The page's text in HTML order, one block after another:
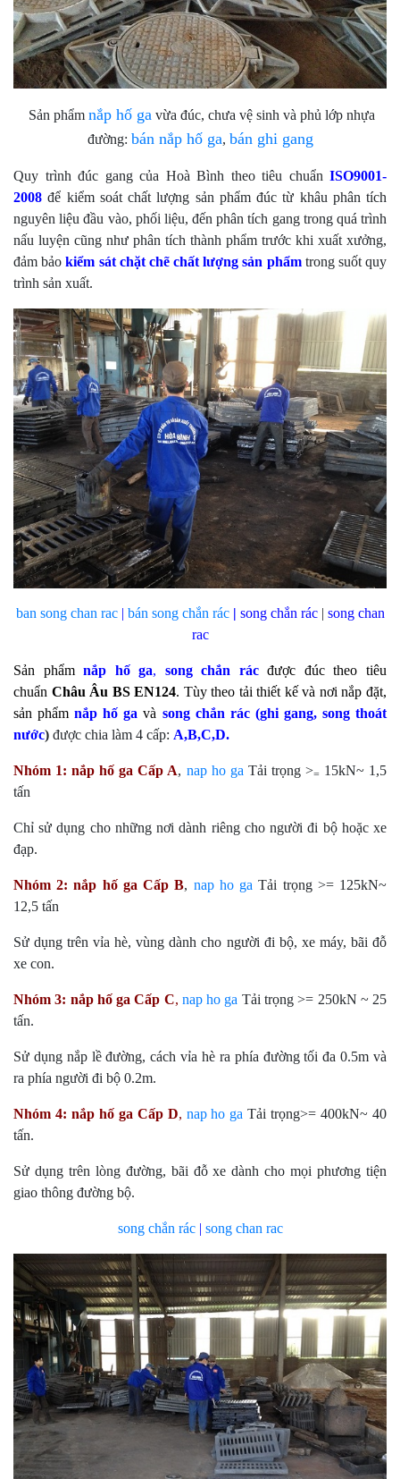
Sản phẩm nắp hố ga vừa đúc, chưa vệ sinh và phủ lớp nhựa
đường: bán nắp hố ga, bán ghi gang
Quy trình đúc gang của Hoà Bình theo tiêu chuẩn ISO9001-
2008 để kiểm soát chất lượng sản phẩm đúc từ khâu phân tích
nguyên liệu đầu vào, phối liệu, đến phân tích gang trong quá trình
nấu luyện cũng như phân tích thành phẩm trước khi xuất xưởng,
đảm bảokiểm sát chặt chẽ chất lượng sản phẩm trong suốt quy
trình sản xuất.
ban song chan rac| bán song chắn rác| song chắn rác| song chan
rac
Sản phẩmnắp hố ga, song chắn rácđược đúc theo tiêu
chuẩn Châu Âu BS EN124. Tùy theo tải thiết kế và nơi nắp đặt,
sản phẩmnắp hố ga và song chắn rác (ghi gang, song thoát
nước) được chia làm 4 cấp: A,B,C,D.
Nhóm 1: nắp hố ga Cấp A, nap ho ga Tải trọng >=15kN~ 1,5
tấn
Chỉ sử dụng cho những nơi dành riêng cho người đi bộ hoặc xe
đạp.
Nhóm 2: nắp hố ga Cấp B, nap ho gaTải trọng >= 125kN~
12,5 tấn
Sử dụng trên vỉa hè, vùng dành cho người đi bộ, xe máy, bãi đỗ
xe con.
Nhóm 3: nắp hố ga Cấp C, nap ho ga Tải trọng >= 250kN ~ 25
tấn.
Sử dụng nắp lề đường, cách vỉa hè ra phía đường tối đa 0.5m và
ra phía người đi bộ 0.2m.
Nhóm 4: nắp hố ga Cấp D, nap ho gaTải trọng>= 400kN~ 40
tấn.
Sử dụng trên lòng đường, bãi đỗ xe dành cho mọi phương tiện
giao thông đường bộ.
song chắn rác| song chan rac